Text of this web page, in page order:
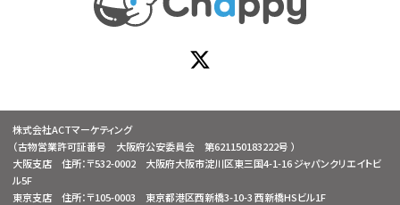
株式会社ACTマーケティング
（古物営業許可証番号 大阪府公安委員会 第621150183222号 ）
大阪支店 住所：〒532-0002 大阪府大阪市淀川区東三国4-1-16 ジャパンクリエイトビ
ル5F
東京支店 住所：〒105-0003 東京都港区西新橋3-10-3 西新橋HSビル1F